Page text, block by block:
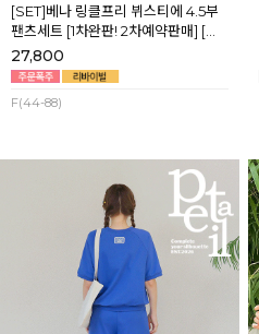
[SET]베나 링클프리 뷔스티에 4.5부
팬츠세트 [1차완판! 2차예약판매] [네
이비,블랙] 8월셋째주 순차배송
27,800
F(44-88)